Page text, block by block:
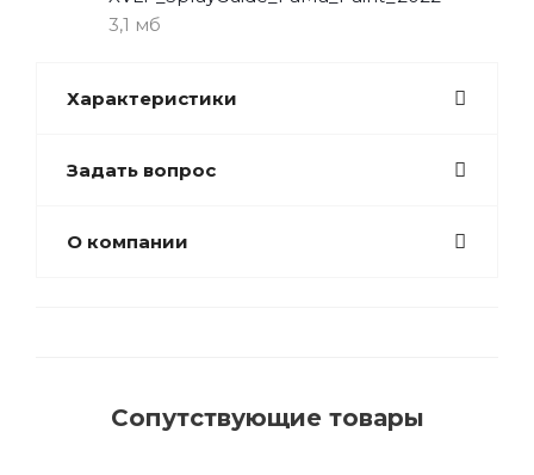
3,1 мб
Характеристики
Задать вопрос
О компании
Сопутствующие товары